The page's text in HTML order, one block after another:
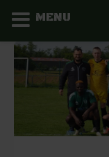
Aller
contenu
MENU